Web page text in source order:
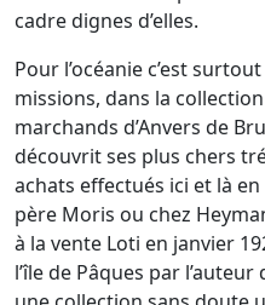
cadre dignes d’elles.
Pour l’océanie c’est
missions, dans la
marchands d’Anvers de
découvrit ses plus chers
achats effectués ici et là
père Moris ou chez
à la vente Loti en janvier
l’île de Pâques par